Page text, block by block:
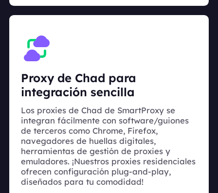
Proxy de Chad para
integración sencilla
Los proxies de Chad de SmartProxy se
integran fácilmente con software/guiones
de terceros como Chrome, Firefox,
navegadores de huellas digitales,
herramientas de gestión de proxies y
emuladores. ¡Nuestros proxies residenciales
ofrecen configuración plug-and-play,
diseñados para tu comodidad!